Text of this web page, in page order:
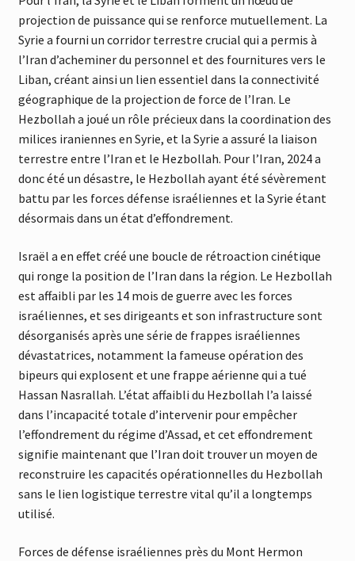
projection de puissance qui se renforce mutuellement. La
Syrie a fourni un corridor terrestre crucial qui a permis à
l’Iran d’acheminer du personnel et des fournitures vers le
Liban, créant ainsi un lien essentiel dans la connectivité
géographique de la projection de force de l’Iran. Le
Hezbollah a joué un rôle précieux dans la coordination des
milices iraniennes en Syrie, et la Syrie a assuré la liaison
terrestre entre l’Iran et le Hezbollah. Pour l’Iran, 2024 a
donc été un désastre, le Hezbollah ayant été sévèrement
battu par les forces défense israéliennes et la Syrie étant
désormais dans un état d’effondrement.
Israël a en effet créé une boucle de rétroaction cinétique
qui ronge la position de l’Iran dans la région. Le Hezbollah
est affaibli par les 14 mois de guerre avec les forces
israéliennes, et ses dirigeants et son infrastructure sont
désorganisés après une série de frappes israéliennes
dévastatrices, notamment la fameuse opération des
bipeurs qui explosent et une frappe aérienne qui a tué
Hassan Nasrallah. L’état affaibli du Hezbollah l’a laissé
dans l’incapacité totale d’intervenir pour empêcher
l’effondrement du régime d’Assad, et cet effondrement
signifie maintenant que l’Iran doit trouver un moyen de
reconstruire les capacités opérationnelles du Hezbollah
sans le lien logistique terrestre vital qu’il a longtemps
utilisé.
Forces de défense israéliennes près du Mont Hermon